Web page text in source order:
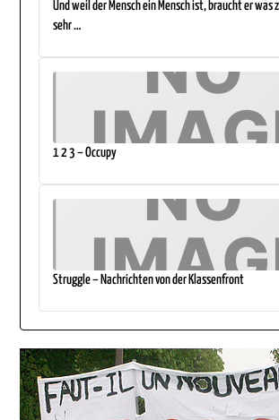
Und weil der Mensch ein Mensch ist, braucht er was
sehr …
1 2 3 – Occupy
Struggle – Nachrichten von der Klassenfront